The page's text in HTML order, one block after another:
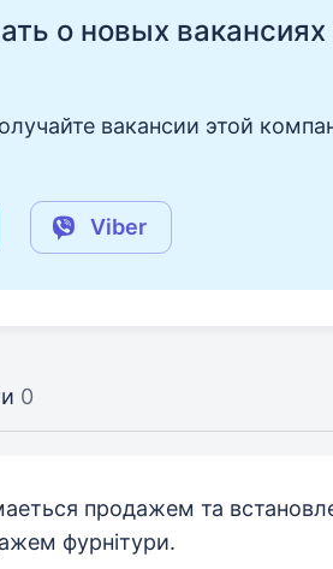
о новых вакансиях
вакансии этой
Viber
0
продажем та
фурнітури.